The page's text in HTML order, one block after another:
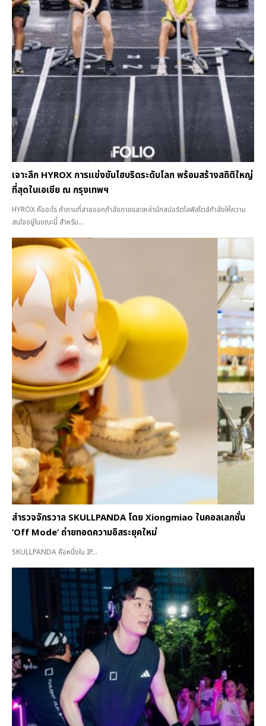
เจาะลึก HYROX การแข่งขันไฮบริดระดับโลก พร้อมสร้างสถิติใหญ่
ที่สุดในเอเชีย ณ กรุงเทพฯ
HYROX คืออะไร คำถามที่สายออกกำลังกายและเหล่านักสปอร์ตไลฟ์สไตล์กำลังให้ความ
สนใจอยู่ในขณะนี้ สำหรับ...
สำรวจจักรวาล SKULLPANDA โดย Xiongmiao ในคอลเลกชั่น
‘Off Mode’ ถ่ายทอดความอิสระยุคใหม่
SKULLPANDA คือหนึ่งใน IP...